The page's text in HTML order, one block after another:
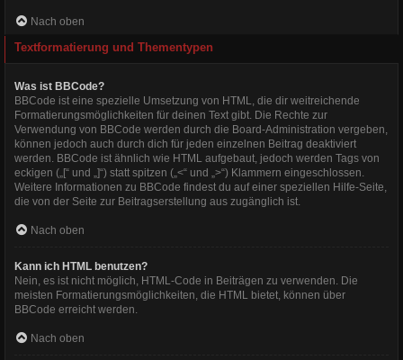
Nach oben
Textformatierung und Thementypen
Was ist BBCode?
BBCode ist eine spezielle Umsetzung von HTML, die dir weitreichende
Formatierungsmöglichkeiten für deinen Text gibt. Die Rechte zur
Verwendung von BBCode werden durch die Board-Administration vergeben,
können jedoch auch durch dich für jeden einzelnen Beitrag deaktiviert
werden. BBCode ist ähnlich wie HTML aufgebaut, jedoch werden Tags von
eckigen („[“ und „]“) statt spitzen („<“ und „>“) Klammern eingeschlossen.
Weitere Informationen zu BBCode findest du auf einer speziellen Hilfe-Seite,
die von der Seite zur Beitragserstellung aus zugänglich ist.
Nach oben
Kann ich HTML benutzen?
Nein, es ist nicht möglich, HTML-Code in Beiträgen zu verwenden. Die
meisten Formatierungsmöglichkeiten, die HTML bietet, können über
BBCode erreicht werden.
Nach oben